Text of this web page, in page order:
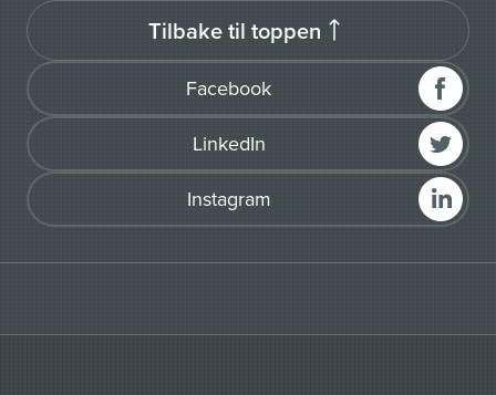
Facebook
LinkedIn
Instagram
Tilbake til toppen